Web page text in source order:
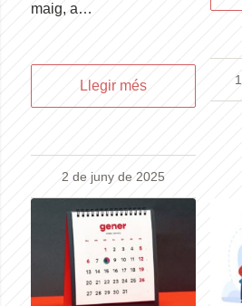
maig, a…
Llegir més
2 de juny de 2025